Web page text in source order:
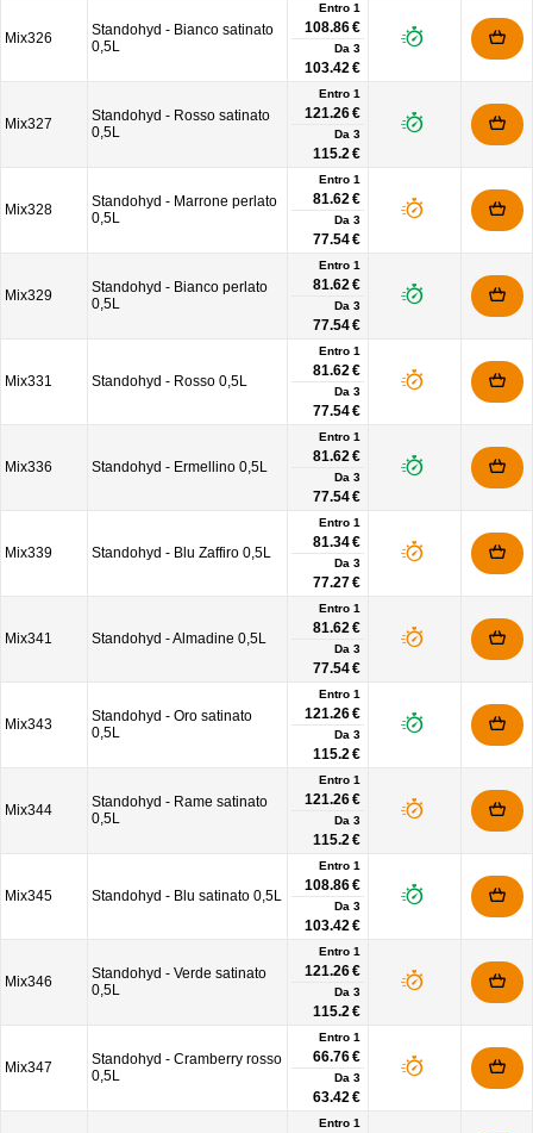
Mix326
Standohyd - Bianco satinato
0,5L
Entro 1
108.86 €
Da 3
103.42 €
Mix327
Standohyd - Rosso satinato
0,5L
Entro 1
121.26 €
Da 3
115.2 €
Mix328
Standohyd - Marrone perlato
0,5L
Entro 1
81.62 €
Da 3
77.54 €
Mix329
Standohyd - Bianco perlato
0,5L
Entro 1
81.62 €
Da 3
77.54 €
Mix331 Standohyd - Rosso 0,5L
Entro 1
81.62 €
Da 3
77.54 €
Mix336 Standohyd - Ermellino 0,5L
Entro 1
81.62 €
Da 3
77.54 €
Mix339 Standohyd - Blu Zaffiro 0,5L
Entro 1
81.34 €
Da 3
77.27 €
Mix341 Standohyd - Almadine 0,5L
Entro 1
81.62 €
Da 3
77.54 €
Mix343
Standohyd - Oro satinato
0,5L
Entro 1
121.26 €
Da 3
115.2 €
Mix344
Standohyd - Rame satinato
0,5L
Entro 1
121.26 €
Da 3
115.2 €
Mix345 Standohyd - Blu satinato 0,5L
Entro 1
108.86 €
Da 3
103.42 €
Mix346
Standohyd - Verde satinato
0,5L
Entro 1
121.26 €
Da 3
115.2 €
Mix347
Standohyd - Cramberry rosso
0,5L
Entro 1
66.76 €
Da 3
63.42 €
Entro 1